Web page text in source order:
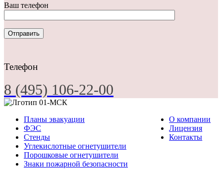
Ваш телефон
Телефон
8 (495) 106-22-00
Планы эвакуации
ФЭС
Стенды
Углекислотные огнетушители
Порошковые огнетушители
Знаки пожарной безопасности
О компании
Лицензия
Контакты